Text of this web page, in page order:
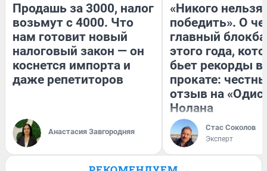
Продашь за 3000, налог
возьмут с 4000. Что
нам готовит новый
налоговый закон — он
коснется импорта и
даже репетиторов
Анастасия Завгородняя
«Никого нельзя
победить». О
главный
этого года,
бьет рекорды в
прокате:
отзыв на
Нолана
Стас Соколов
Эксперт